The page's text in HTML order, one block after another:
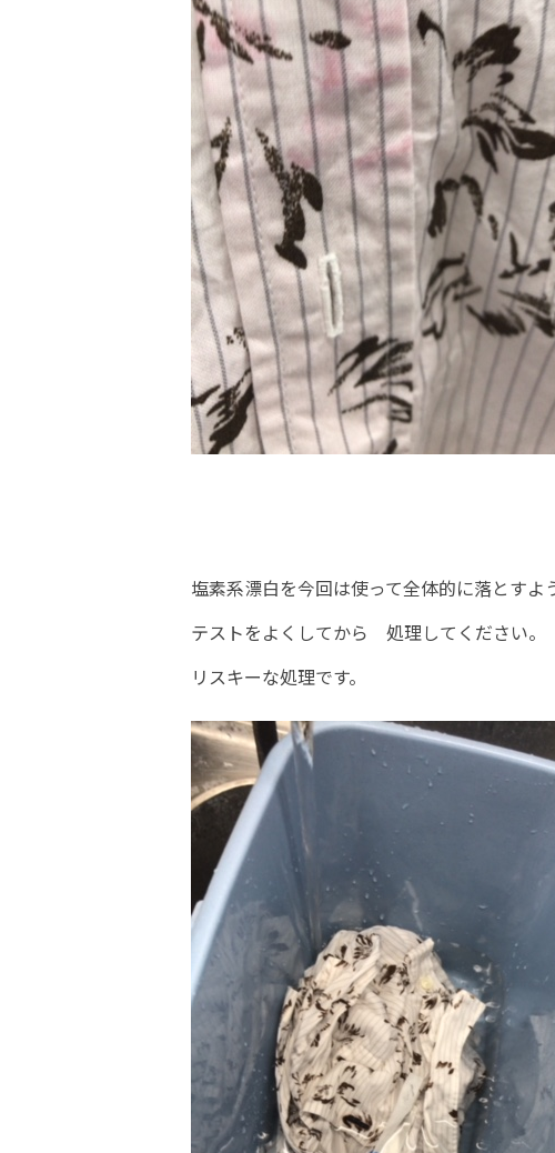
塩素系漂白を今回は使って全体的に落とすよ
テストをよくしてから 処理してください。
リスキーな処理です。